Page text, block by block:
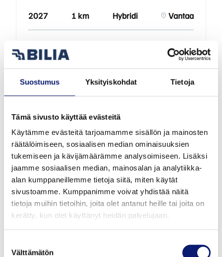
Suostumus Yksityiskohdat Tietoja
Tämä sivusto käyttää evästeitä
Käytämme evästeitä tarjoamamme sisällön ja mainosten
räätälöimiseen, sosiaalisen median ominaisuuksien
tukemiseen ja kävijämäärämme analysoimiseen. Lisäksi
jaamme sosiaalisen median, mainosalan ja analytiikka-
alan kumppaneillemme tietoja siitä, miten käytät
sivustoamme. Kumppanimme voivat yhdistää näitä
tietoja muihin tietoihin, joita olet antanut heille tai joita on
kerätty, kun olet käyttänyt heidän palvelujaan.
valinta
Välttämätön
2027 1 km Hybridi Vantaa
VOLVO XC40
B3 MHEV PLUS
48 342 € alk. 525 €/kk
2027 Vantaa